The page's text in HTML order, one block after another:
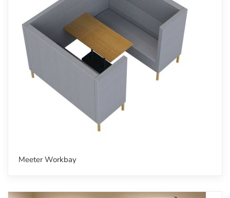
Meeter Workbay